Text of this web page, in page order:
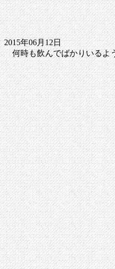
2015年06月12日
何時も飲んでばかりいるよ